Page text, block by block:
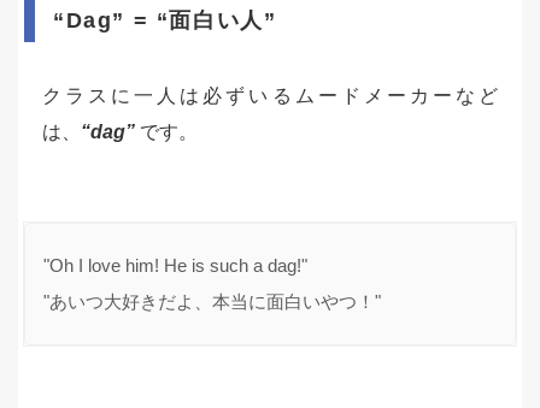
“Dag” = “面白い人”
クラスに一人は必ずいるムードメーカーなど
は、 “dag” です。
"Oh I love him! He is such a dag!"
"あいつ大好きだよ、本当に面白いやつ！"